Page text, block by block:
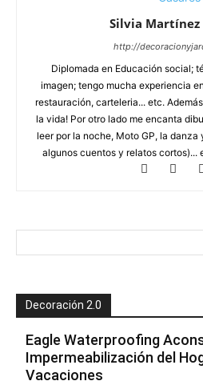
Silvia Martínez
http://
Diplomada en Educación social;
imagen; tengo mucha experiencia
restauración, carteleria... etc.
la vida! Por otro lado me encanta
leer por la noche, Moto GP, la
algunos cuentos y relatos cortos)...
Decoración 2.0
Eagle Waterproofing
Impermeabilización del
Vacaciones